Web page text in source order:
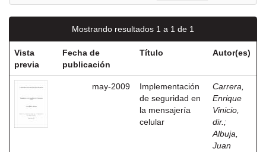
Mostrando resultados 1 a 1 de 1
Vista
previa
Fecha de
publicación
Título Autor(es)
may-2009
Implementación
de seguridad en
la mensajería
celular
Carrera,
Enrique
Vinicio,
dir. ;
Albuja,
Juan